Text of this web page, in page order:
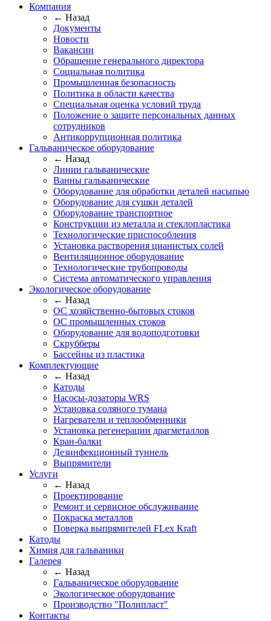
Компания
← Назад
Документы
Новости
Вакансии
Обращение генерального директора
Социальная политика
Промышленная безопасность
Политика в области качества
Специальная оценка условий труда
Положение о защите персональных данных
сотрудников
Антикоррупционная политика
Гальваническое оборудование
← Назад
Линии гальванические
Ванны гальванические
Оборудование для обработки деталей насыпью
Оборудование для сушки деталей
Оборудование транспортное
Конструкции из металла и стеклопластика
Технологические приспособления
Установка растворения цианистых солей
Вентиляционное оборудование
Технологические трубопроводы
Система автоматического управления
Экологическое оборудование
← Назад
ОС хозяйственно-бытовых стоков
ОС промышленных стоков
Оборудование для водоподготовки
Скрубберы
Бассейны из пластика
Комплектующие
← Назад
Катоды
Насосы-дозаторы WRS
Установка соляного тумана
Нагреватели и теплообменники
Установка регенерации драгметаллов
Кран-балки
Дезинфекционный туннель
Выпрямители
Услуги
← Назад
Проектирование
Ремонт и сервисное обслуживание
Покраска металлов
Поверка выпрямителей FLex Kraft
Катоды
Химия для гальваники
Галерея
← Назад
Гальваническое оборудование
Экологическое оборудование
Производство "Полипласт"
Контакты